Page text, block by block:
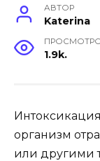
АВТОР
Katerina
1.9k.
организм
или другими